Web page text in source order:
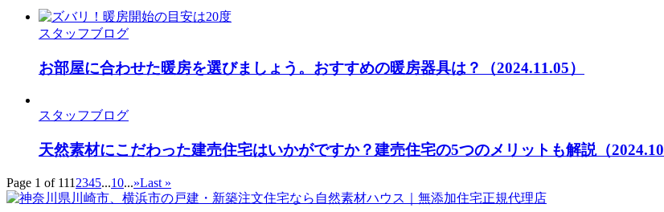
スタッフブログ
お部屋に合わせた暖房を選びましょう。おすすめの暖房器具は？ （2024.11.05）
スタッフブログ
天然素材にこだわった建売住宅はいかがですか？建売住宅の5つのメリットも解説（
Page 1 of 111 2345...10...»Last »